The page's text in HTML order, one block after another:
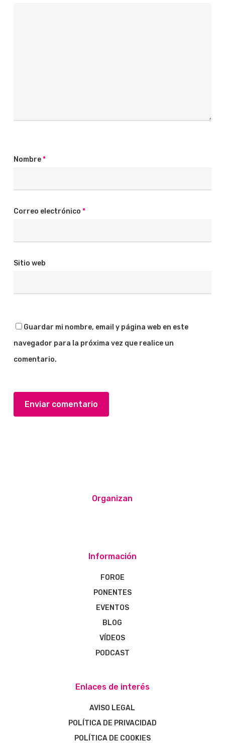
Nombre*
Correo electrónico *
Sitio web
Guardar mi nombre, email y página web en este
navegador para la próxima vez que realice un
comentario.
Organizan
Información
FOROE
PONENTES
EVENTOS
BLOG
VÍDEOS
PODCAST
Enlaces de interés
AVISO LEGAL
POLÍTICA DE PRIVACIDAD
POLÍTICA DE COOKIES